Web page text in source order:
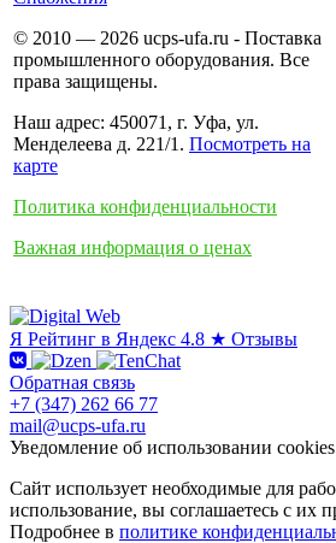
© 2010 — 2026 ucps-ufa.ru - Поставка
промышленного оборудования. Все
права защищены.
Наш адрес: 450071, г. Уфа, ул.
Менделеева д. 221/1. Посмотреть на
карте
Политика конфиденциальности
Важная информация о ценах
Я Рейтинг в Яндекс 4.8 ★ Отзывы
Обратная связь
+7 (347) 262 66 77
mail@ucps-ufa.ru
Уведомление об использовании cookies
Сайт использует необходимые для
использование, вы соглашаетесь с их
Подробнее в политике